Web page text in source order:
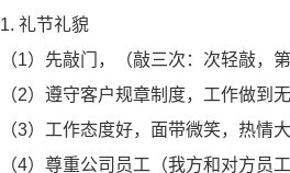
1. 礼节礼貌
（1）先敲门，（敲三次：次轻敲，
（2）遵守客户规章制度，工作做到
（3）工作态度好，面带微笑，热情
（4）尊重公司员工（我方和对方员